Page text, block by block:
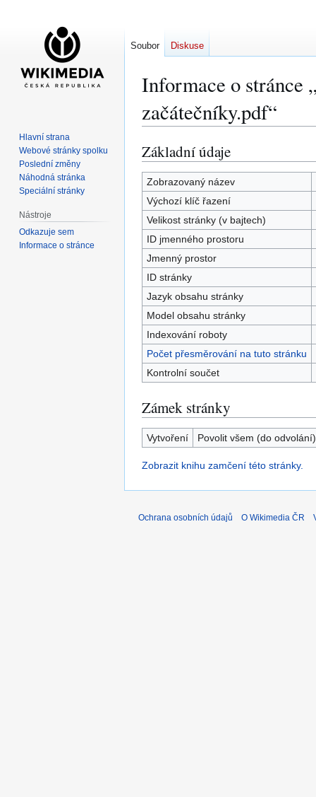
Informace o stránce
začátečníky.pdf“
Skočit
na
navigaci
Skočit
na
vyhledávání
Základní údaje
Zobrazovaný název
Výchozí klíč řazení
Velikost stránky (v bajtech)
ID jmenného prostoru
Jmenný prostor
ID stránky
Jazyk obsahu stránky
Model obsahu stránky
Indexování roboty
Počet přesměrování na tuto stránku
Kontrolní součet
Zámek stránky
Vytvoření Povolit všem (do odvolání)
Zobrazit knihu zamčení této stránky.
Soubor Diskuse
Hlavní strana
Webové stránky spolku
Poslední změny
Náhodná stránka
Speciální stránky
Nástroje
Odkazuje sem
Informace o stránce
Ochrana osobních údajů O Wikimedia ČR